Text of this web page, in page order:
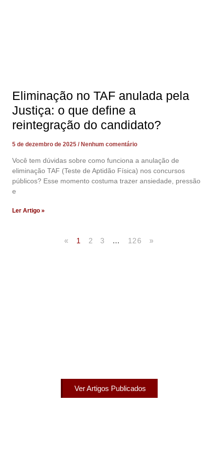
Eliminação no TAF anulada pela
Justiça: o que define a
reintegração do candidato?
5 de dezembro de 2025 Nenhum comentário
Você tem dúvidas sobre como funciona a anulação de
eliminação TAF (Teste de Aptidão Física) nos concursos
públicos? Esse momento costuma trazer ansiedade, pressão
e
Ler Artigo »
« 1 2 3 … 126 »
Ver Artigos Publicados